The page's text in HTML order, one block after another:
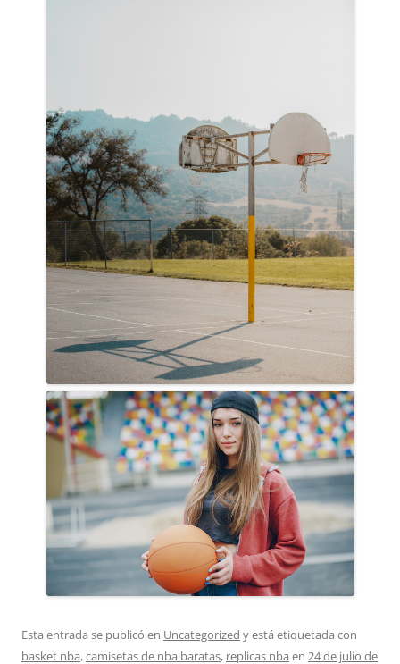
Esta entrada se publicó en Uncategorized y está etiquetada con
basket nba,camisetas de nba baratas, replicas nba en 24 de julio de